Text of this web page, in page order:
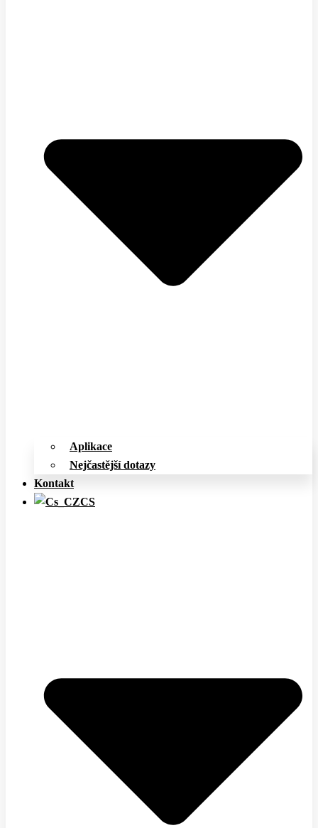
Aplikace
Nejčastější dotazy
Kontakt
CS